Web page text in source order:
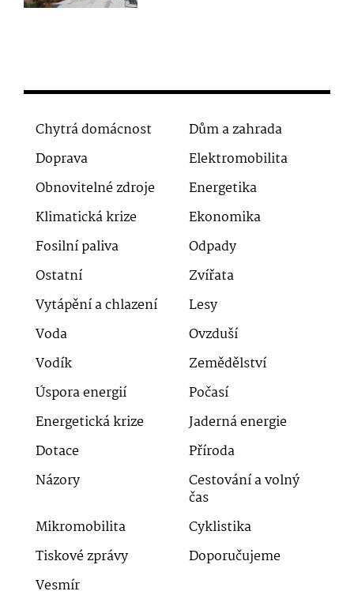
Chytrá domácnost
Dům a zahrada
Doprava
Elektromobilita
Obnovitelné zdroje
Energetika
Klimatická krize
Ekonomika
Fosilní paliva
Odpady
Ostatní
Zvířata
Vytápění a chlazení
Lesy
Voda
Ovzduší
Vodík
Zemědělství
Úspora energií
Počasí
Energetická krize
Jaderná energie
Dotace
Příroda
Názory
Cestování a volný
čas
Mikromobilita
Cyklistika
Tiskové zprávy
Doporučujeme
Vesmír